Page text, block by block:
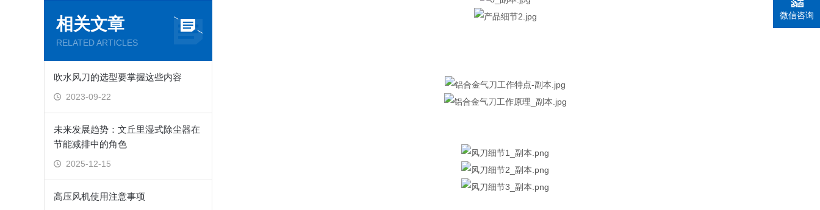
相关文章
RELATED ARTICLES
吹水风刀的选型要掌握这些内容
2023-09-22
未来发展趋势：文丘里湿式除尘器在
节能减排中的角色
2025-12-15
高压风机使用注意事项
微信咨询